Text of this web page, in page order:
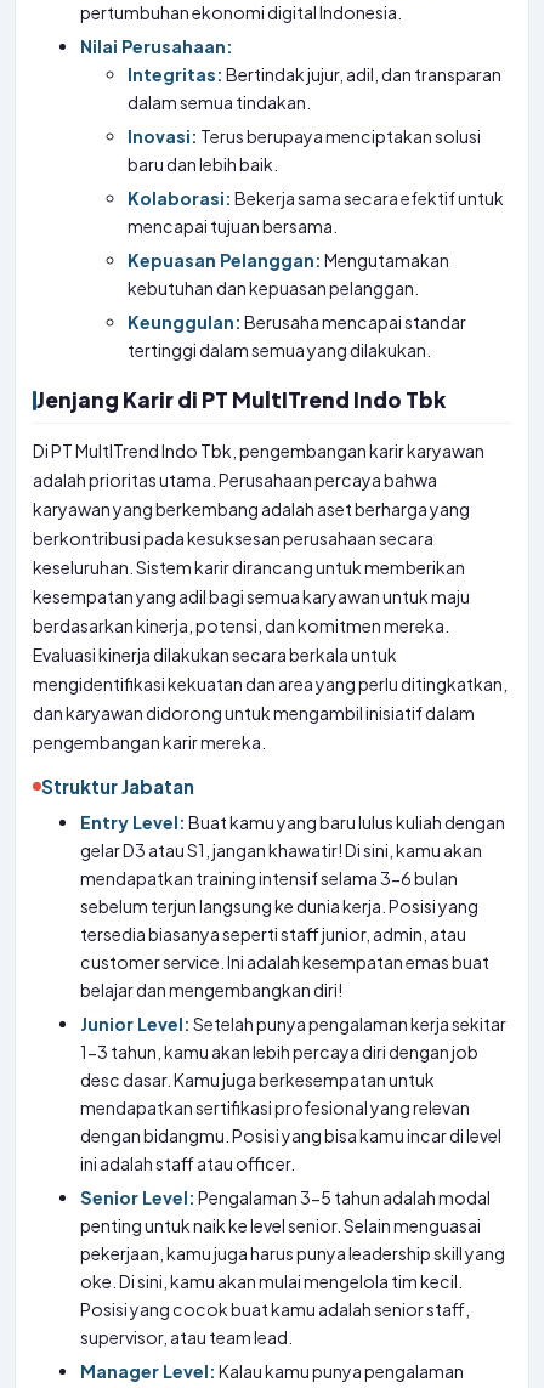
pertumbuhan ekonomi digital Indonesia.
Nilai Perusahaan:
Integritas: Bertindak jujur, adil, dan transparan
dalam semua tindakan.
Inovasi: Terus berupaya menciptakan solusi
baru dan lebih baik.
Kolaborasi: Bekerja sama secara efektif untuk
mencapai tujuan bersama.
Kepuasan Pelanggan: Mengutamakan
kebutuhan dan kepuasan pelanggan.
Keunggulan: Berusaha mencapai standar
tertinggi dalam semua yang dilakukan.
Jenjang Karir di PT MultITrend Indo Tbk
Di PT MultITrend Indo Tbk, pengembangan karir karyawan
adalah prioritas utama. Perusahaan percaya bahwa
karyawan yang berkembang adalah aset berharga yang
berkontribusi pada kesuksesan perusahaan secara
keseluruhan. Sistem karir dirancang untuk memberikan
kesempatan yang adil bagi semua karyawan untuk maju
berdasarkan kinerja, potensi, dan komitmen mereka.
Evaluasi kinerja dilakukan secara berkala untuk
mengidentifikasi kekuatan dan area yang perlu ditingkatkan,
dan karyawan didorong untuk mengambil inisiatif dalam
pengembangan karir mereka.
Struktur Jabatan
Entry Level: Buat kamu yang baru lulus kuliah dengan
gelar D3 atau S1, jangan khawatir! Di sini, kamu akan
mendapatkan training intensif selama 3-6 bulan
sebelum terjun langsung ke dunia kerja. Posisi yang
tersedia biasanya seperti staff junior, admin, atau
customer service. Ini adalah kesempatan emas buat
belajar dan mengembangkan diri!
Junior Level: Setelah punya pengalaman kerja sekitar
1-3 tahun, kamu akan lebih percaya diri dengan job
desc dasar. Kamu juga berkesempatan untuk
mendapatkan sertifikasi profesional yang relevan
dengan bidangmu. Posisi yang bisa kamu incar di level
ini adalah staff atau officer.
Senior Level: Pengalaman 3-5 tahun adalah modal
penting untuk naik ke level senior. Selain menguasai
pekerjaan, kamu juga harus punya leadership skill yang
oke. Di sini, kamu akan mulai mengelola tim kecil.
Posisi yang cocok buat kamu adalah senior staff,
supervisor, atau team lead.
Manager Level: Kalau kamu punya pengalaman